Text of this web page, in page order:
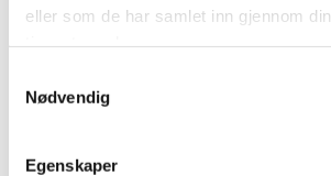
eller som de har samlet inn gjennom
Nødvendig
Egenskaper